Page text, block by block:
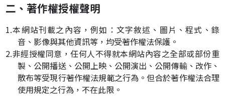
二、著作權授權聲明
1.本網站刊載之內容，例如：文字敘述、圖片、程式、錄
音、影像與其他資訊等，均受著作權法保護。
2.非經授權同意，任何人不得就本網站內容之全部或部份重
製、公開播送、公開上映、公開演出、公開傳輸、改作、
散布等受現行著作權法規範之行為。但合於著作權法合理
使用規定之行為，不在此限。